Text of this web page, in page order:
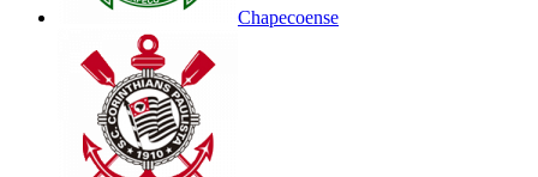
Chapecoense